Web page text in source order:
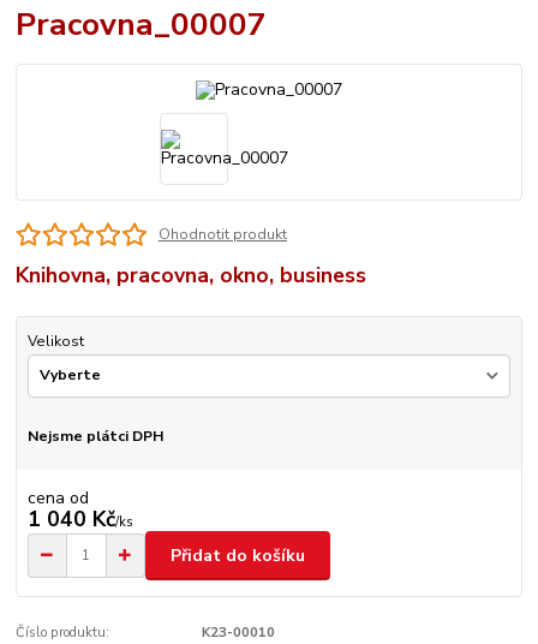
Pracovna_00007
Ohodnotit produkt
Knihovna, pracovna, okno, business
Velikost
Nejsme plátci DPH
cena od
1 040 Kč/ks
Přidat do košíku
Číslo produktu: K23-00010